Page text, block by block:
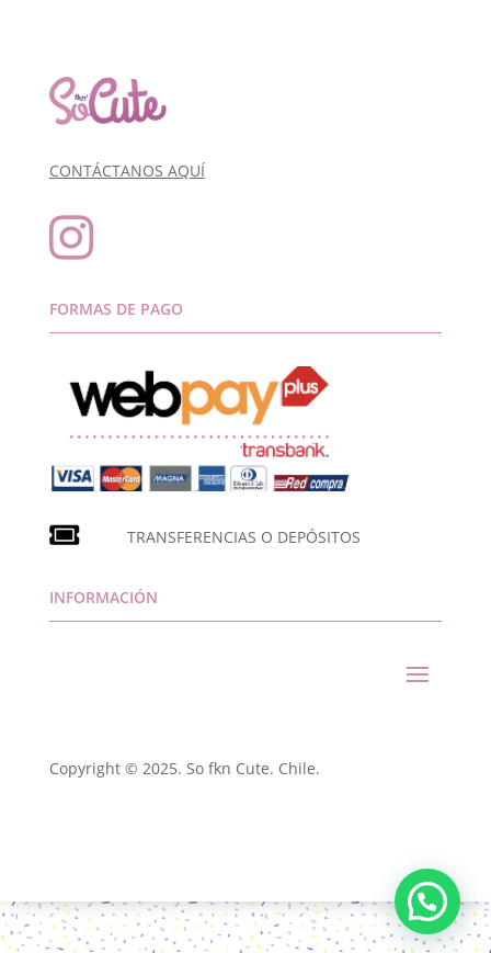
CONTÁCTANOS AQUÍ

FORMAS DE PAGO
TRANSFERENCIAS O DEPÓSITOS
INFORMACIÓN
Copyright © 2025. So fkn Cute. Chile.